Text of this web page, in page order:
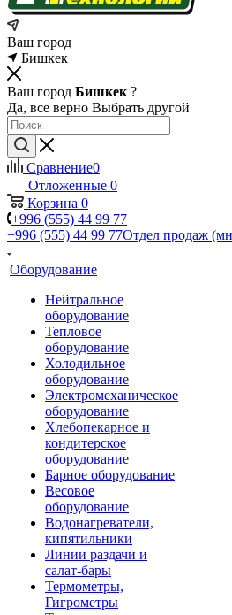
Ваш город
Бишкек
Ваш город Бишкек ?
Да, все верно Выбрать другой
Сравнение0
Отложенные 0
Корзина 0
+996 (555) 44 99 77
+996 (555) 44 99 77Отдел продаж
Оборудование
Нейтральное
оборудование
Тепловое
оборудование
Холодильное
оборудование
Электромеханическое
оборудование
Хлебопекарное и
кондитерское
оборудование
Барное оборудование
Весовое
оборудование
Водонагреватели,
кипятильники
Линии раздачи и
салат-бары
Термометры,
Гигрометры